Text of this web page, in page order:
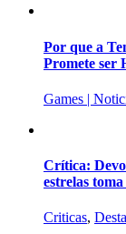
Por que a
Promete ser
Games |
Crítica:
estrelas
Criticas,